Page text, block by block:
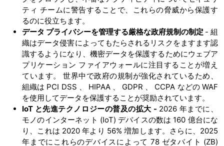
ティ チームに警告することで、これらの脅威から保護す
るのに役立ちます。
データ プライバシーを管理する厳格な政府規制の制定 - 組
織はデータ侵害によってもたらされるリスクをますます認
識するようになり、機密データを保護するためにウェブア
プリケーション ファイアウォールに注目することが増え
ています。 世界中で政府の規制が強化されているため、
組織は PCI DSS 、 HIPAA 、 GDPR 、 CCPA などの WAF
を使用してデータを保護することが奨励されています。
IoT と先進テクノロジーの普及の拡大 - 2026 年までに、
モノのインターネット (IoT) デバイスの数は 160 億台にな
り、これは 2020 年より 56% 増加します。さらに、2025
年までにこれらのデバイスによって 78 ゼタバイト (ZB)